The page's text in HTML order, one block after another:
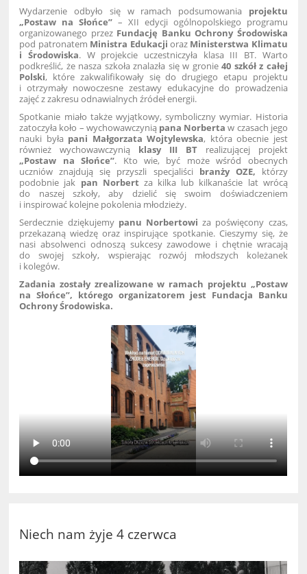
Wydarzenie odbyło się w ramach podsumowania projektu
„Postaw na Słońce” – XII edycji ogólnopolskiego programu
organizowanego przez Fundację Banku Ochrony Środowiska
pod patronatem Ministra Edukacji oraz Ministerstwa Klimatu
i Środowiska. W projekcie uczestniczyła klasa III BT. Warto
podkreślić, że nasza szkoła znalazła się w gronie40 szkół z całej
Polski, które zakwalifikowały się do drugiego etapu projektu
i otrzymały nowoczesne zestawy edukacyjne do prowadzenia
zajęć z zakresu odnawialnych źródeł energii.
Spotkanie miało także wyjątkowy, symboliczny wymiar. Historia
zatoczyła koło – wychowawczynią pana Norberta w czasach jego
nauki była pani Małgorzata Wojtylewska, która obecnie jest
również wychowawczynią klasy III BTrealizującej projekt
„Postaw na Słońce”. Kto wie, być może wśród obecnych
uczniów znajdują się przyszli specjaliści branży OZE, którzy
podobnie jak pan Norbert za kilka lub kilkanaście lat wrócą
do naszej szkoły, aby dzielić się swoim doświadczeniem
i inspirować kolejne pokolenia młodzieży.
Serdecznie dziękujemy panu Norbertowi za poświęcony czas,
przekazaną wiedzę oraz inspirujące spotkanie. Cieszymy się, że
nasi absolwenci odnoszą sukcesy zawodowe i chętnie wracają
do swojej szkoły, wspierając rozwój młodszych koleżanek
i kolegów.
Zadania zostały zrealizowane w ramach projektu „Postaw
na Słońce”, którego organizatorem jest Fundacja Banku
Ochrony Środowiska.
Niech nam żyje 4 czerwca